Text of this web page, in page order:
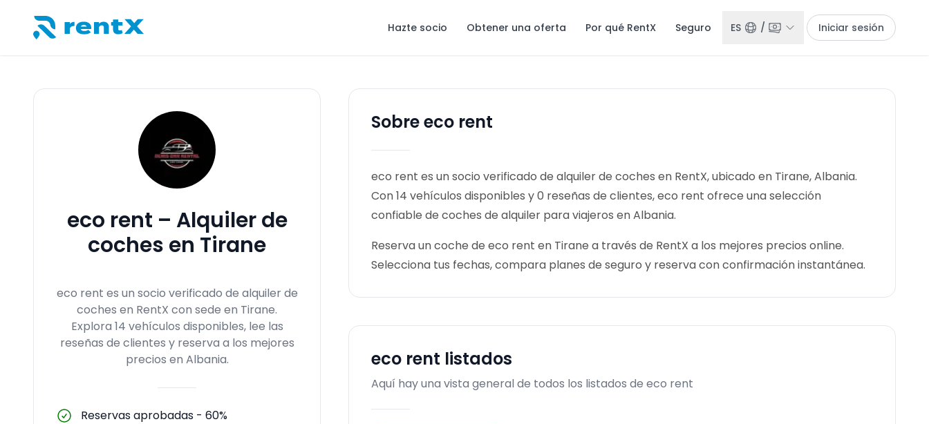
Hazte socio Obtener una oferta Por qué RentX Seguro ES / Iniciar sesión
eco rent – Alquiler de
coches en Tirane
eco rent es un socio verificado de alquiler de
coches en RentX con sede en Tirane.
Explora 14 vehículos disponibles, lee las
reseñas de clientes y reserva a los mejores
precios en Albania.
Reservas aprobadas - 60%
Sobre eco rent
eco rent es un socio verificado de alquiler de coches en RentX, ubicado en Tirane, Albania.
Con 14 vehículos disponibles y 0 reseñas de clientes, eco rent ofrece una selección
confiable de coches de alquiler para viajeros en Albania.
Reserva un coche de eco rent en Tirane a través de RentX a los mejores precios online.
Selecciona tus fechas, compara planes de seguro y reserva con confirmación instantánea.
eco rent listados
Aquí hay una vista general de todos los listados de eco rent